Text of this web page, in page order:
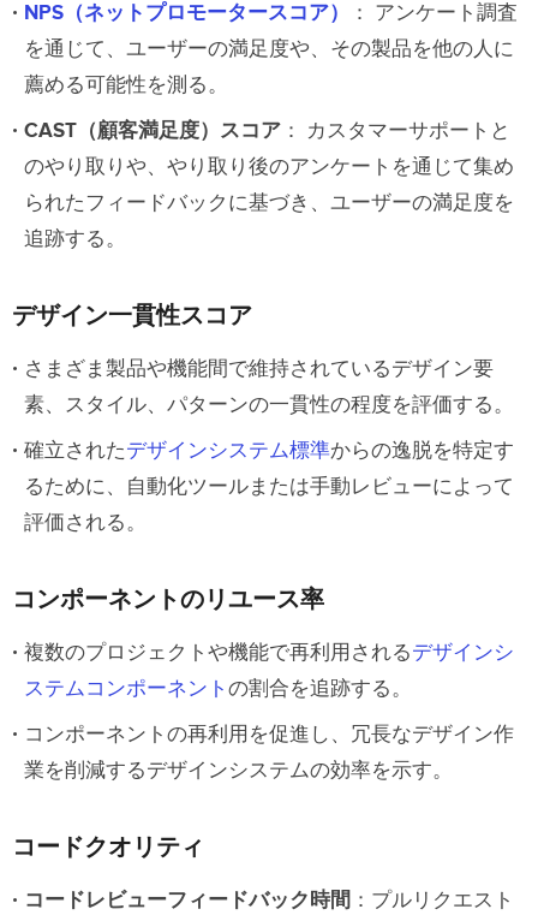
NPS（ネットプロモータースコア）
： アンケート調査
を通じて、ユーザーの満足度や、その製品を他の人に
薦める可能性を測る。
CAST（顧客満足度）スコア ： カスタマーサポートと
のやり取りや、やり取り後のアンケートを通じて集め
られたフィードバックに基づき、ユーザーの満足度を
追跡する。
デザイン一貫性スコア
さまざま製品や機能間で維持されているデザイン要
素、スタイル、パターンの一貫性の程度を評価する。
確立されたデザインシステム標準からの逸脱を特定す
るために、自動化ツールまたは手動レビューによって
評価される。
コンポーネントのリユース率
複数のプロジェクトや機能で再利用されるデザインシ
ステムコンポーネント の割合を追跡する。
コンポーネントの再利用を促進し、冗長なデザイン作
業を削減するデザインシステムの効率を示す。
コードクオリティ
コードレビューフィードバック時間 ：プルリクエスト